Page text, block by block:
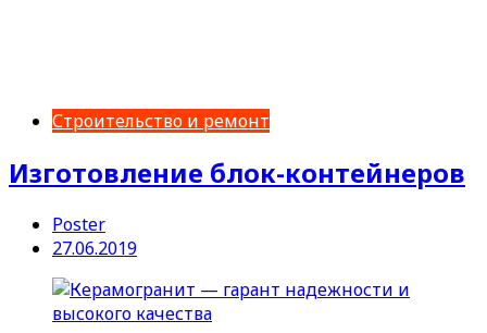
Строительство и ремонт
Изготовление блок-контейнеров
Poster
27.06.2019